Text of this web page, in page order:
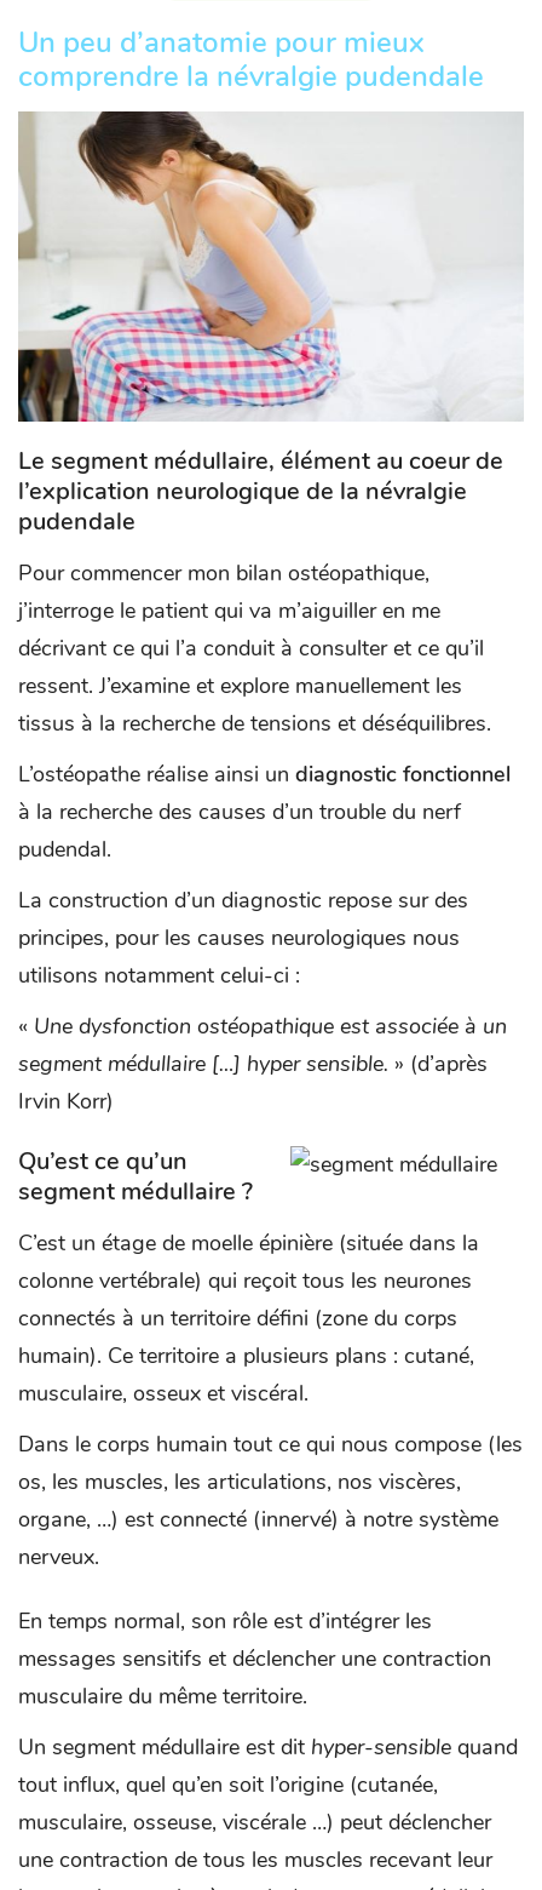
Un peu d’anatomie pour mieux
comprendre la névralgie pudendale
Le segment médullaire, élément au coeur de
l’explication neurologique de la névralgie
pudendale
Pour commencer mon bilan ostéopathique,
j’interroge le patient qui va m’aiguiller en me
décrivant ce qui l’a conduit à consulter et ce qu’il
ressent. J’examine et explore manuellement les
tissus à la recherche de tensions et déséquilibres.
L’ostéopathe réalise ainsi un diagnostic fonctionnel
à la recherche des causes d’un trouble du nerf
pudendal.
La construction d’un diagnostic repose sur des
principes, pour les causes neurologiques nous
utilisons notamment celui-ci :
« Une dysfonction ostéopathique est associée à un
segment médullaire […] hyper sensible. » (d’après
Irvin Korr)
Qu’est ce qu’un
segment médullaire ?
C’est un étage de moelle épinière (située dans la
colonne vertébrale) qui reçoit tous les neurones
connectés à un territoire défini (zone du corps
humain). Ce territoire a plusieurs plans : cutané,
musculaire, osseux et viscéral.
Dans le corps humain tout ce qui nous compose (les
os, les muscles, les articulations, nos viscères,
organe, …) est connecté (innervé) à notre système
nerveux.
En temps normal, son rôle est d’intégrer les
messages sensitifs et déclencher une contraction
musculaire du même territoire.
Un segment médullaire est dit hyper-sensible quand
tout influx, quel qu’en soit l’origine (cutanée,
musculaire, osseuse, viscérale …) peut déclencher
une contraction de tous les muscles recevant leur